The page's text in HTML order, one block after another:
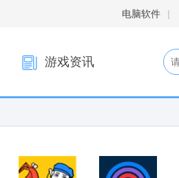
电脑软件 |
游戏资讯